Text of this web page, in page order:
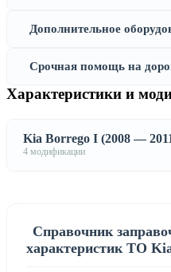
Дополнительное
Срочная помощь на
Характеристики и
Kia Borrego I (2008 —
4 модификации
Справочник
характеристик ТО